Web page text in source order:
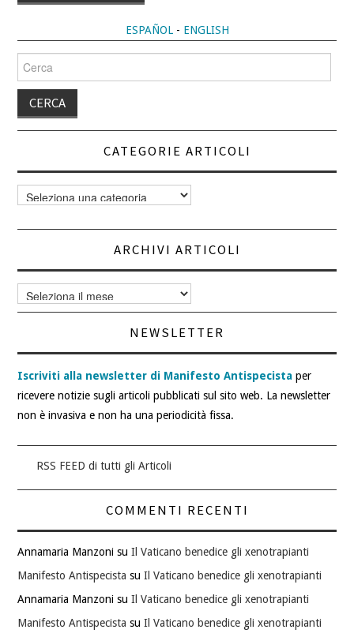
ESPAÑOL- ENGLISH
per:
CATEGORIE ARTICOLI
Categorie
articoli
ARCHIVI ARTICOLI
Archivi
articoli
NEWSLETTER
Iscriviti alla newsletter di Manifesto Antispecista per
ricevere notizie sugli articoli pubblicati sul sito web. La newsletter
non è invasiva e non ha una periodicità fissa.
RSS FEED di tutti gli Articoli
COMMENTI RECENTI
Annamaria Manzoni suIl Vaticano benedice gli xenotrapianti
Manifesto Antispecista suIl Vaticano benedice gli xenotrapianti
Annamaria Manzoni suIl Vaticano benedice gli xenotrapianti
Manifesto Antispecista suIl Vaticano benedice gli xenotrapianti